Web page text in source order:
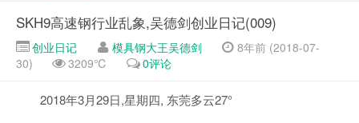
SKH9高速钢行业乱象,吴德剑创业日记(009)
创业日记 模具钢大王吴德剑
8年前 (2018-07-
30)
3209℃ 0评论
2018年3月29日,星期四, 东莞多云27°